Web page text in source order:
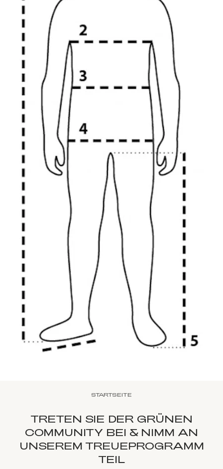
STARTSEITE
TRETEN SIE DER GRÜNEN
COMMUNITY BEI & NIMM AN
UNSEREM TREUEPROGRAMM
TEIL